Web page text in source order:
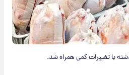
با تغییرات کمی همراه شد.